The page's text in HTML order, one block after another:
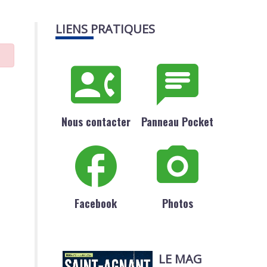
LIENS PRATIQUES
Nous contacter Panneau Pocket
Facebook Photos
LE MAG